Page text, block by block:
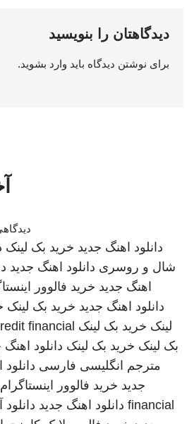
دیدگاهتان را بنویسید
برای نوشتن دیدگاه باید وارد بشوید.
دانلود اهنگ جدید خرید بک لینک
شال و روسری دانلود اهنگ جدید
اهنگ جدید خرید فالوور
دانلود اهنگ جدید خرید بک لینک
لینک خرید بک لینک financial
بک لینک خرید بک لینک دانلود اهنگ
مترجم انگلیسی فارسی
جدید خرید فالوور اینستاگرام
financial دانلود اهنگ جدید